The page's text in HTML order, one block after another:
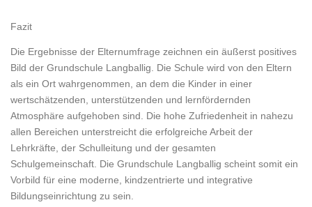
Fazit
Die Ergebnisse der Elternumfrage zeichnen ein äußerst positives
Bild der Grundschule Langballig. Die Schule wird von den Eltern
als ein Ort wahrgenommen, an dem die Kinder in einer
wertschätzenden, unterstützenden und lernfördernden
Atmosphäre aufgehoben sind. Die hohe Zufriedenheit in nahezu
allen Bereichen unterstreicht die erfolgreiche Arbeit der
Lehrkräfte, der Schulleitung und der gesamten
Schulgemeinschaft. Die Grundschule Langballig scheint somit ein
Vorbild für eine moderne, kindzentrierte und integrative
Bildungseinrichtung zu sein.